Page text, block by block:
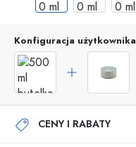
Konfiguracja użytkownika
CENY I RABATY